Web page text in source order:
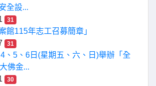
全設...
31
館115年志工召募簡章」
31
、5、6日(星期五、六、日)舉辦「全
佛金...
30